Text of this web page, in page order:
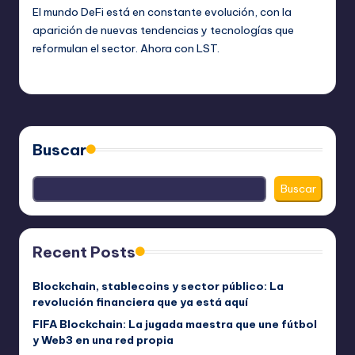
El mundo DeFi está en constante evolución, con la
aparición de nuevas tendencias y tecnologías que
reformulan el sector. Ahora con LST.
Buscar
Buscar
Recent Posts
Blockchain, stablecoins y sector público: La
revolución financiera que ya está aquí
FIFA Blockchain: La jugada maestra que une fútbol
y Web3 en una red propia